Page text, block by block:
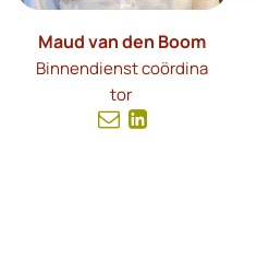
Maud van den Boom
Binnendienst coördina
tor